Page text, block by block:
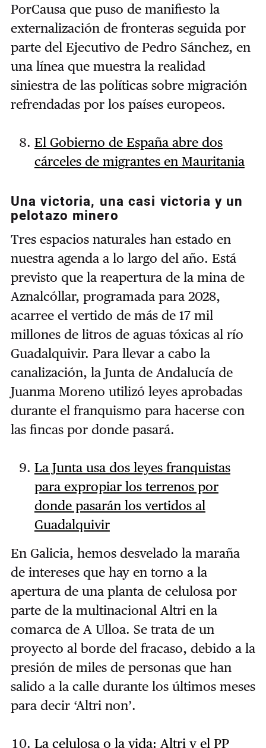
PorCausa que puso de manifiesto la
externalización de fronteras seguida por
parte del Ejecutivo de Pedro Sánchez, en
una línea que muestra la realidad
siniestra de las políticas sobre migración
refrendadas por los países europeos.
El Gobierno de España abre dos
cárceles de migrantes en Mauritania
Una victoria, una casi victoria y un
pelotazo minero
Tres espacios naturales han estado en
nuestra agenda a lo largo del año. Está
previsto que la reapertura de la mina de
Aznalcóllar, programada para 2028,
acarree el vertido de más de 17 mil
millones de litros de aguas tóxicas al río
Guadalquivir. Para llevar a cabo la
canalización, la Junta de Andalucía de
Juanma Moreno utilizó leyes aprobadas
durante el franquismo para hacerse con
las fincas por donde pasará.
La Junta usa dos leyes franquistas
para expropiar los terrenos por
donde pasarán los vertidos al
Guadalquivir
En Galicia, hemos desvelado la maraña
de intereses que hay en torno a la
apertura de una planta de celulosa por
parte de la multinacional Altri en la
comarca de A Ulloa. Se trata de un
proyecto al borde del fracaso, debido a la
presión de miles de personas que han
salido a la calle durante los últimos meses
para decir ‘Altri non’.
La celulosa o la vida: Altri y el PP